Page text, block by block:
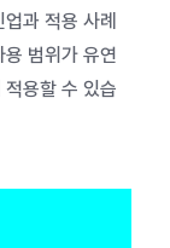
과 적용 사례
범위가 유연
용할 수 있습